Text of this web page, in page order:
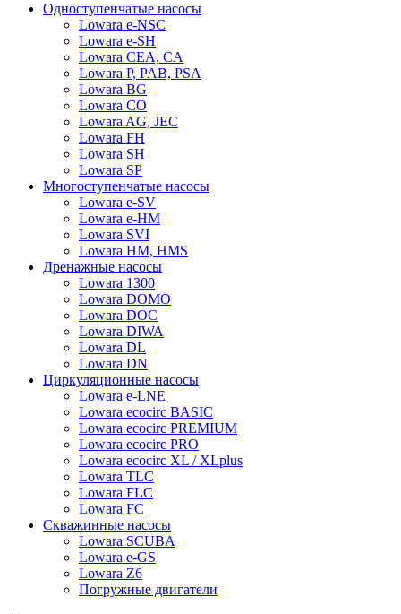
Одноступенчатые насосы
Lowara e-NSC
Lowara e-SH
Lowara CEA, CA
Lowara P, PAB, PSA
Lowara BG
Lowara CO
Lowara AG, JEC
Lowara FH
Lowara SH
Lowara SP
Многоступенчатые насосы
Lowara e-SV
Lowara e-HM
Lowara SVI
Lowara HM, HMS
Дренажные насосы
Lowara 1300
Lowara DOMO
Lowara DOC
Lowara DIWA
Lowara DL
Lowara DN
Циркуляционные насосы
Lowara e-LNE
Lowara ecocirc BASIC
Lowara ecocirc PREMIUM
Lowara ecocirc PRO
Lowara ecocirc XL / XLplus
Lowara TLC
Lowara FLC
Lowara FC
Скважинные насосы
Lowara SCUBA
Lowara e-GS
Lowara Z6
Погружные двигатели